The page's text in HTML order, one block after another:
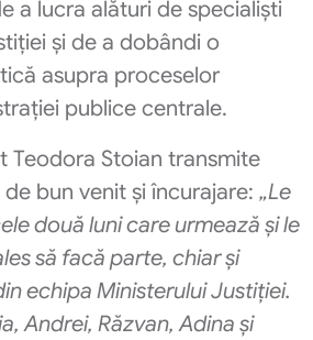
a lucra alături de specialiști
și de a dobândi o
asupra proceselor
publice centrale.
Teodora Stoian transmite
bun venit și încurajare: „Le
două luni care urmează și le
să facă parte, chiar și
echipa Ministerului Justiției.
Andrei, Răzvan, Adina și